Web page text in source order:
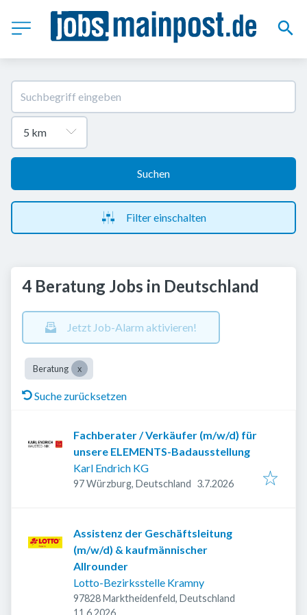
Suchen
Filter einschalten
4 Beratung Jobs in Deutschland
Jetzt Job-Alarm aktivieren!
Beratung
Suche zurücksetzen
Fachberater / Verkäufer (m/w/d) für
unsere ELEMENTS-Badausstellung
Karl Endrich KG
97 Würzburg, Deutschland Veröffentlicht
3.7.2026
Assistenz der Geschäftsleitung
(m/w/d) & kaufmännischer
Allrounder
Lotto-Bezirksstelle Kramny
97828 Marktheidenfeld, Deutschland
Veröffentlicht
11.6.2026